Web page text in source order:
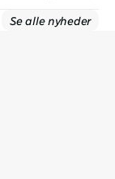
Se alle nyheder